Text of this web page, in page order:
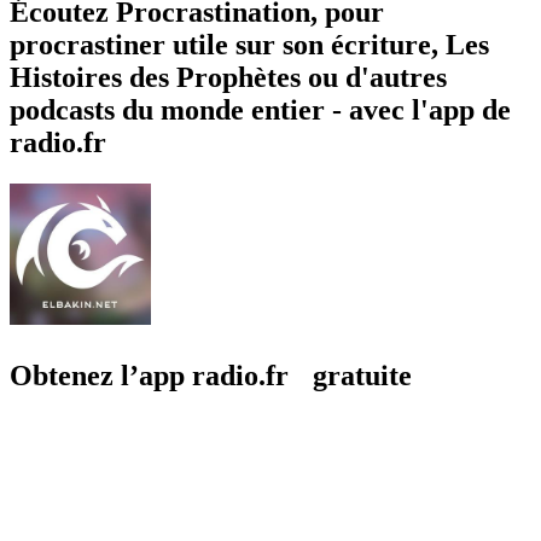
Écoutez Procrastination, pour
procrastiner utile sur son écriture, Les
Histoires des Prophètes ou d'autres
podcasts du monde entier - avec l'app de
radio.fr
Obtenez l’app radio.fr gratuite